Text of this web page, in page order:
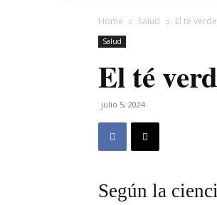
Home Salud El té
Salud
El té
julio 5, 2024
Según la